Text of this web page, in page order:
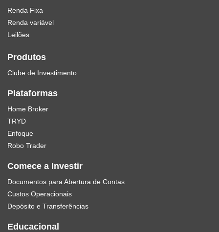
Renda Fixa
Renda variável
Leilões
Produtos
Clube de Investimento
Plataformas
Home Broker
TRYD
Enfoque
Robo Trader
Comece a Investir
Documentos para Abertura de Contas
Custos Operacionais
Depósito e Transferências
Educacional